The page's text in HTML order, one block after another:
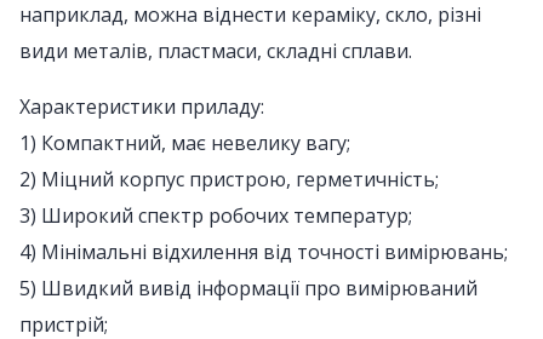
наприклад, можна віднести кераміку, скло, різні
види металів, пластмаси, складні сплави.
Характеристики приладу:
1) Компактний, має невелику вагу;
2) Міцний корпус пристрою, герметичність;
3) Широкий спектр робочих температур;
4) Мінімальні відхилення від точності вимірювань;
5) Швидкий вивід інформації про вимірюваний
пристрій;